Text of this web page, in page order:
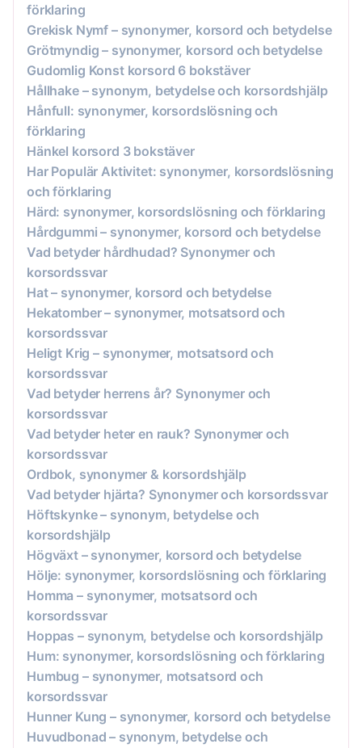
förklaring
Grekisk Nymf – synonymer, korsord och betydelse
Grötmyndig – synonymer, korsord och betydelse
Gudomlig Konst korsord 6 bokstäver
Hållhake – synonym, betydelse och korsordshjälp
Hånfull: synonymer, korsordslösning och
förklaring
Hänkel korsord 3 bokstäver
Har Populär Aktivitet: synonymer, korsordslösning
och förklaring
Härd: synonymer, korsordslösning och förklaring
Hårdgummi – synonymer, korsord och betydelse
Vad betyder hårdhudad? Synonymer och
korsordssvar
Hat – synonymer, korsord och betydelse
Hekatomber – synonymer, motsatsord och
korsordssvar
Heligt Krig – synonymer, motsatsord och
korsordssvar
Vad betyder herrens år? Synonymer och
korsordssvar
Vad betyder heter en rauk? Synonymer och
korsordssvar
Ordbok, synonymer & korsordshjälp
Vad betyder hjärta? Synonymer och korsordssvar
Höftskynke – synonym, betydelse och
korsordshjälp
Högväxt – synonymer, korsord och betydelse
Hölje: synonymer, korsordslösning och förklaring
Homma – synonymer, motsatsord och
korsordssvar
Hoppas – synonym, betydelse och korsordshjälp
Hum: synonymer, korsordslösning och förklaring
Humbug – synonymer, motsatsord och
korsordssvar
Hunner Kung – synonymer, korsord och betydelse
Huvudbonad – synonym, betydelse och